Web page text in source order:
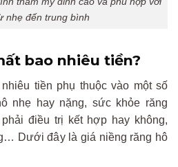
nhẹ đến trung bình
bao nhiêu tiền?
tiền phụ thuộc vào một số
nhẹ hay nặng, sức khỏe răng
điều trị kết hợp hay không,
Dưới đây là giá niềng răng hô